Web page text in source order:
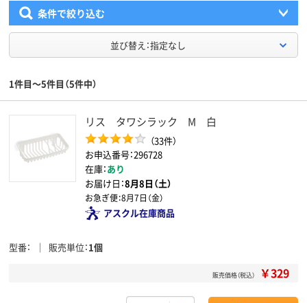
条件で絞り込む
並び替え：指定なし
1件目～5件目（5件中）
リス タワシラック M 白
（33件）
お申込番号：296728
在庫：あり
お届け日：8月8日（土）
お急ぎ便：8月7日（金）
アスクル在庫商品
型番 販売単位 1個
販売価格（税込） ￥329